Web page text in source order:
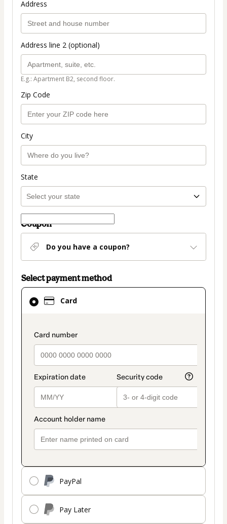
Address
Address line 2 (optional)
E.g.: Apartment B2, second floor.
Zip Code
City
State
Coupon
Do you have a coupon?
Select payment method
Card
payment_data.section_title_v2
PayPal
Pay Later
Card
selected
method